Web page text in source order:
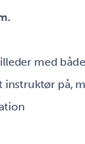
med
instruktør på,